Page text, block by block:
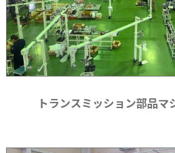
トランスミッション部品マ